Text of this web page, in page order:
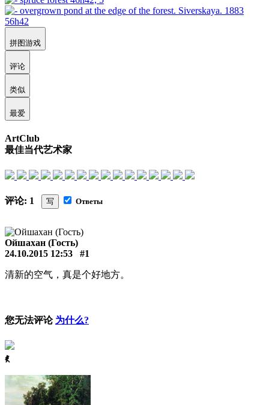
拼图游戏
评论
类似
最爱
ArtClub
最佳当代艺术家
评论: 1 写 Ответы
Ойшахан (Гость)
24.10.2015 12:53
#1
清新的空气，真是个好地方。
您无法评论 为什么?
ꈅ